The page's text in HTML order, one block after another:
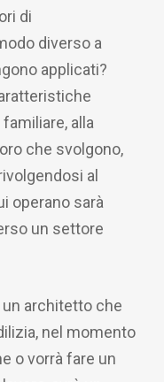
di
diverso a
applicati?
alla
che svolgono,
al
operano sarà
un settore
architetto che
nel momento
o vorrà fare un